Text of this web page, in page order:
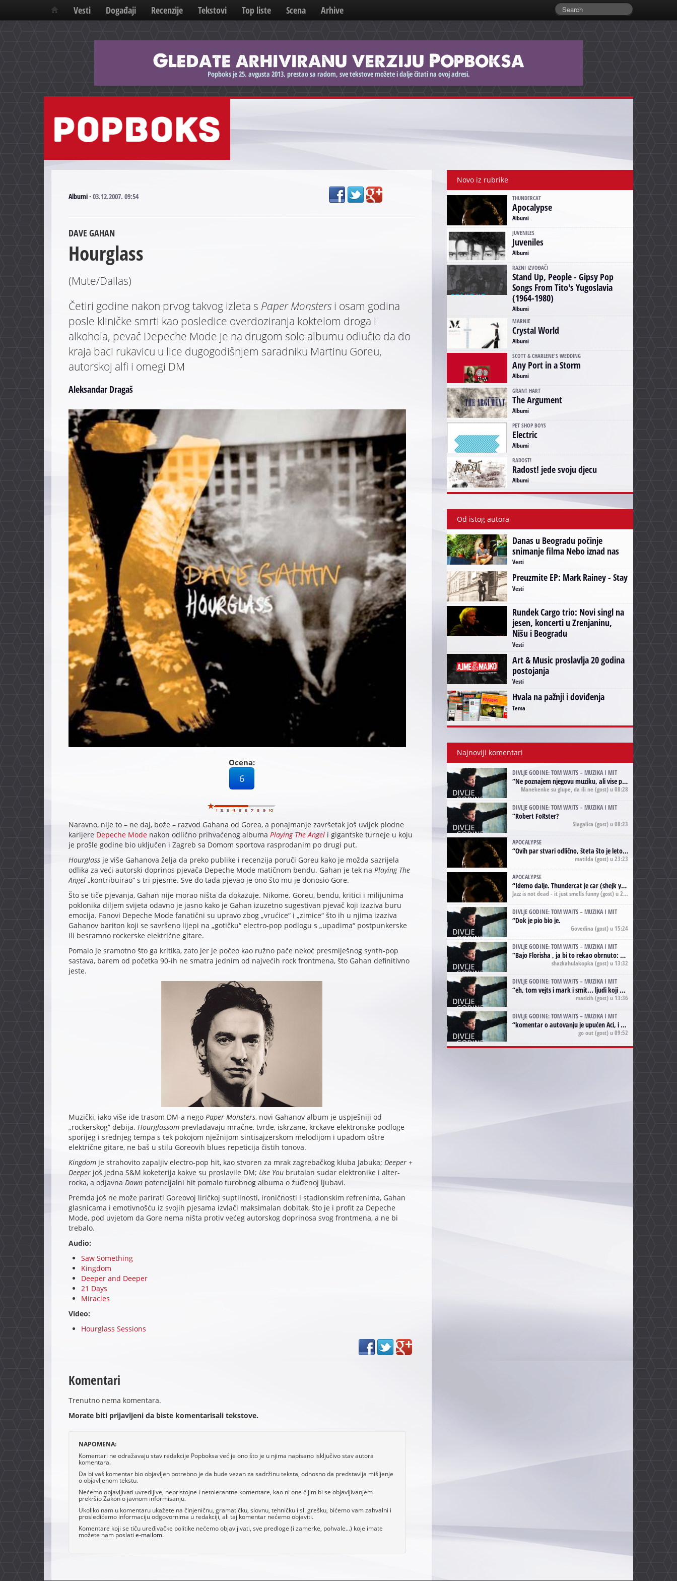
Vesti Događaji Recenzije Tekstovi Top liste Scena Arhive
Albumi· 03.12.2007. 09:54
DAVE GAHAN
Hourglass
(Mute/Dallas)
Četiri godine nakon prvog takvog izleta s Paper Monstersi osam godina
posle kliničke smrti kao posledice overdoziranja koktelom droga i
alkohola, pevač Depeche Mode je na drugom solo albumu odlučio da do
kraja baci rukavicu u lice dugogodišnjem saradniku Martinu Goreu,
autorskoj alfi i omegi DM
Aleksandar Dragaš
Ocena:
6
Naravno, nije to – ne daj, bože – razvod Gahana od Gorea, a ponajmanje završetak još uvijek plodne
karijere Depeche Modenakon odlično prihvaćenog albuma Playing The Angeli gigantske turneje u koju
je prošle godine bio uključen i Zagreb sa Domom sportova rasprodanim po drugi put.
Hourglassje više Gahanova želja da preko publike i recenzija poruči Goreu kako je možda sazrijela
odlika za veći autorski doprinos pjevača Depeche Mode matičnom bendu. Gahan je tek na Playing The
Angel„kontribuirao“ s tri pjesme. Sve do tada pjevao je ono što mu je donosio Gore.
Što se tiče pjevanja, Gahan nije morao ništa da dokazuje. Nikome. Goreu, bendu, kritici i milijunima
poklonika diljem svijeta odavno je jasno kako je Gahan izuzetno sugestivan pjevač koji izaziva buru
emocija. Fanovi Depeche Mode fanatični su upravo zbog „vrućice“ i „zimice“ što ih u njima izaziva
Gahanov bariton koji se savršeno lijepi na „gotičku“ electro-pop podlogu s „upadima“ postpunkerske
ili besramno rockerske električne gitare.
Pomalo je sramotno što ga kritika, zato jer je počeo kao ružno pače nekoć presmiješnog synth-pop
sastava, barem od početka 90-ih ne smatra jednim od najvećih rock frontmena, što Gahan definitivno
jeste.
Muzički, iako više ide trasom DM-a nego Paper Monsters, novi Gahanov album je uspješniji od
„rockerskog“ debija. Hourglassomprevladavaju mračne, tvrde, iskrzane, krckave elektronske podloge
sporijeg i srednjeg tempa s tek pokojom nježnijom sintisajzerskom melodijom i upadom oštre
električne gitare, ne baš u stilu Goreovih blues repeticija čistih tonova.
Kingdomje strahovito zapaljiv electro-pop hit, kao stvoren za mrak zagrebačkog kluba Jabuka; Deeper +
Deeper još jedna S&M koketerija kakve su proslavile DM; Use You brutalan sudar elektronike i alter-
rocka, a odjavna Downpotencijalni hit pomalo turobnog albuma o žuđenoj ljubavi.
Premda još ne može parirati Goreovoj liričkoj suptilnosti, ironičnosti i stadionskim refrenima, Gahan
glasnicama i emotivnošću iz svojih pjesama izvlači maksimalan dobitak, što je i profit za Depeche
Mode, pod uvjetom da Gore nema ništa protiv većeg autorskog doprinosa svog frontmena, a ne bi
trebalo.
Audio:
Saw Something
Kingdom
Deeper and Deeper
21 Days
Miracles
Video:
Hourglass Sessions
Komentari
Trenutno nema komentara.
Morate biti prijavljeni da biste komentarisali tekstove.
NAPOMENA:
Komentari ne odražavaju stav redakcije Popboksa već je ono što je u njima napisano isključivo stav autora
komentara.
Da bi vaš komentar bio objavljen potrebno je da bude vezan za sadržinu teksta, odnosno da predstavlja mišljenje
o objavljenom tekstu.
Nećemo objavljivati uvredljive, nepristojne i netolerantne komentare, kao ni one čijim bi se objavljivanjem
prekršio Zakon o javnom informisanju.
Ukoliko nam u komentaru ukažete na činjeničnu, gramatičku, slovnu, tehničku i sl. grešku, bićemo vam zahvalni i
prosledićemo informaciju odgovornima u redakciji, ali taj komentar nećemo objaviti.
Komentare koji se tiču uređivačke politike nećemo objavljivati, sve predloge (i zamerke, pohvale...) koje imate
možete nam poslati e-mailom.
Novo iz rubrike
THUNDERCAT
Apocalypse
Albumi
JUVENILES
Juveniles
Albumi
RAZNI IZVOĐAČI
Stand Up, People - Gipsy Pop
Songs From Tito's Yugoslavia
(1964-1980)
Albumi
MARNIE
Crystal World
Albumi
SCOTT & CHARLENE'S WEDDING
Any Port in a Storm
Albumi
GRANT HART
The Argument
Albumi
PET SHOP BOYS
Electric
Albumi
RADOST!
Radost! jede svoju djecu
Albumi
Od istog autora
Danas u Beogradu počinje
snimanje filma Nebo iznad nas
Vesti
Preuzmite EP: Mark Rainey - Stay
Vesti
Rundek Cargo trio: Novi singl na
jesen, koncerti u Zrenjaninu,
Nišu i Beogradu
Vesti
Art & Music proslavlja 20 godina
postojanja
Vesti
Hvala na pažnji i doviđenja
Tema
Najnoviji komentari
DIVLJE GODINE: TOM WAITS – MUZIKA I MIT
“Ne poznajem njegovu muziku, ali vise puta nego sto sam to zazeleo gledao sam njegove umjetnicke slike na raznim stranama interneta. Te stoga zakljucujem da je Tom Waits Lady Gaga muzike namrstenih, ma
Manekenke su glupe, da ili ne (gost) u 08:28
DIVLJE GODINE: TOM WAITS – MUZIKA I MIT
“Robert FoRster?
Slagalica (gost) u 08:23
APOCALYPSE
“Ovih par stvari odlično, šteta što je leto pri kraju, a kaput koji te vervoatno podseća na pirotski ćilim je iz tradicije Navaho indijanaca ;)
matilda (gost) u 23:23
APOCALYPSE
“Idemo dalje. Thundercat je car (shejk yerbuti )!
Jazz is not dead - it just smells funny(gost) u 20:11
DIVLJE GODINE: TOM WAITS – MUZIKA I MIT
“Dok je pio bio je.
Govedina (gost) u 15:24
DIVLJE GODINE: TOM WAITS – MUZIKA I MIT
“Bajo Florisha , ja bi to rekao obrnuto: Beefheart je za Waitsa, isto sto i Hendrix za Lenny Kravitza
shazkahulakopka (gost) u 13:32
DIVLJE GODINE: TOM WAITS – MUZIKA I MIT
“eh, tom vejts i mark i smit... ljudi koji bi muzici više doprineli da su radili kao vozači tramvaja u gsp-u.
maslcih(gost) u 13:36
DIVLJE GODINE: TOM WAITS – MUZIKA I MIT
“komentar o autovanju je upućen Aci, i odnosi se na ono drugo autovanje...'senzualnost Waitsa' ;)
go out(gost) u 09:52